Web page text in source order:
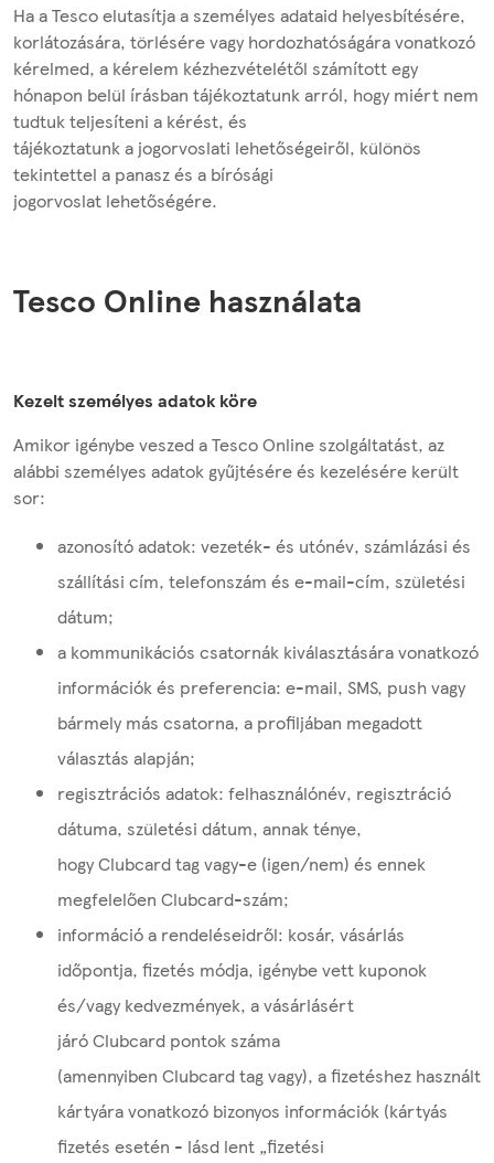
Ha a Tesco elutasítja a személyes adataid helyesbítésére,
korlátozására, törlésére vagy hordozhatóságára vonatkozó
kérelmed, a kérelem kézhezvételétől számított egy
hónapon belül írásban tájékoztatunk arról, hogy miért nem
tudtuk teljesíteni a kérést, és
tájékoztatunk a jogorvoslati lehetőségeiről, különös
tekintettel a panasz és a bírósági
jogorvoslat lehetőségére.
Tesco Online használata
Kezelt személyes adatok köre
Amikor igénybe veszed a Tesco Online szolgáltatást, az
alábbi személyes adatok gyűjtésére és kezelésére került
sor:
azonosító adatok: vezeték- és utónév, számlázási és
szállítási cím, telefonszám és e-mail-cím, születési
dátum;
a kommunikációs csatornák kiválasztására vonatkozó
információk és preferencia: e-mail, SMS, push vagy
bármely más csatorna, a profiljában megadott
választás alapján;
regisztrációs adatok: felhasználónév, regisztráció
dátuma, születési dátum, annak ténye,
hogy Clubcard tag vagy-e (igen/nem) és ennek
megfelelően Clubcard-szám;
információ a rendeléseidről: kosár, vásárlás
időpontja, fizetés módja, igénybe vett kuponok
és/vagy kedvezmények, a vásárlásért
járó Clubcard pontok száma
(amennyiben Clubcard tag vagy), a fizetéshez használt
kártyára vonatkozó bizonyos információk (kártyás
fizetés esetén - lásd lent „fizetési